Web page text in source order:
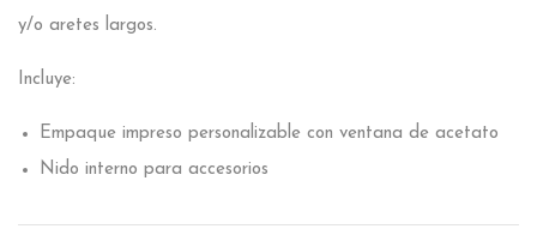
y/o aretes largos.
Incluye:
Empaque impreso personalizable con ventana de acetato
Nido interno para accesorios